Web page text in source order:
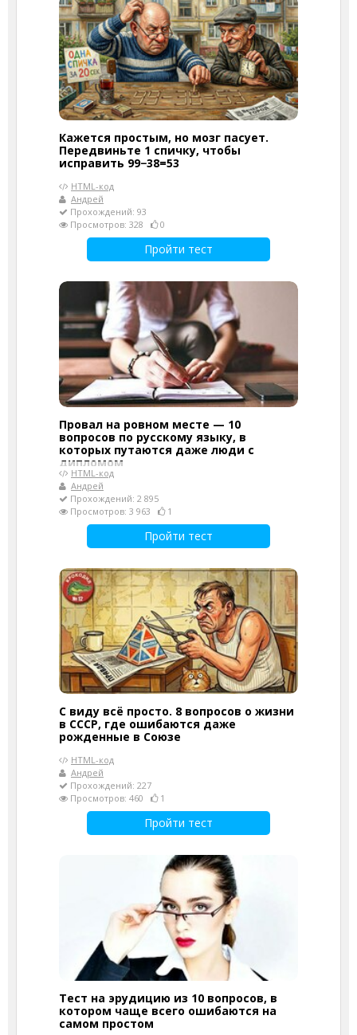
Кажется простым, но мозг пасует.
Передвиньте 1 спичку, чтобы
исправить 99−38=53
HTML-код
Андрей
Прохождений: 93
Просмотров: 328
0
Пройти тест
Провал на ровном месте — 10
вопросов по русскому языку, в
которых путаются даже люди с
дипломом
HTML-код
Андрей
Прохождений: 2 895
Просмотров: 3 963
1
Пройти тест
С виду всё просто. 8 вопросов о жизни
в СССР, где ошибаются даже
рожденные в Союзе
HTML-код
Андрей
Прохождений: 227
Просмотров: 460
1
Пройти тест
Тест на эрудицию из 10 вопросов, в
котором чаще всего ошибаются на
самом простом